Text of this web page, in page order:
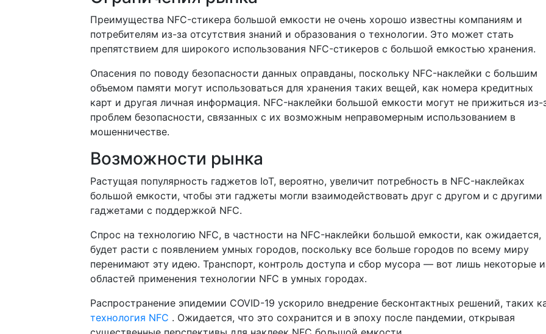
Преимущества NFC-стикера большой емкости не очень хорошо известны компаниям и
потребителям из-за отсутствия знаний и образования о технологии. Это может стать
препятствием для широкого использования NFC-стикеров с большой емкостью хранения.
Опасения по поводу безопасности данных оправданы, поскольку NFC-наклейки с большим
объемом памяти могут использоваться для хранения таких вещей, как номера кредитных
карт и другая личная информация. NFC-наклейки большой емкости могут не прижиться из-
проблем безопасности, связанных с их возможным неправомерным использованием в
мошенничестве.
Возможности рынка
Растущая популярность гаджетов IoT, вероятно, увеличит потребность в NFC-наклейках
большой емкости, чтобы эти гаджеты могли взаимодействовать друг с другом и с другими
гаджетами с поддержкой NFC.
Спрос на технологию NFC, в частности на NFC-наклейки большой емкости, как ожидается,
будет расти с появлением умных городов, поскольку все больше городов по всему миру
перенимают эту идею. Транспорт, контроль доступа и сбор мусора — вот лишь некоторые
областей применения технологии NFC в умных городах.
Распространение эпидемии COVID-19 ускорило внедрение бесконтактных решений, таких
технология NFC . Ожидается, что это сохранится и в эпоху после пандемии, открывая